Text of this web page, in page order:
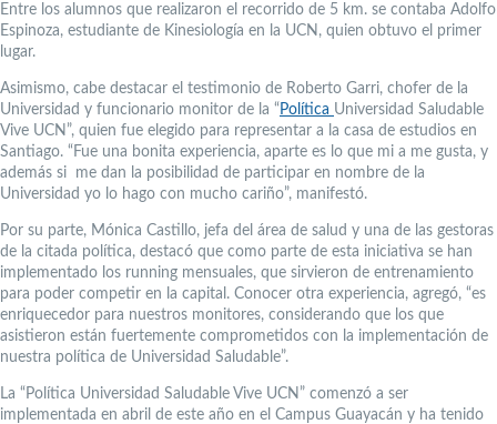
Entre los alumnos que realizaron el recorrido de 5 km. se contaba Adolfo
Espinoza, estudiante de Kinesiología en la UCN, quien obtuvo el primer
lugar.
Asimismo, cabe destacar el testimonio de Roberto Garri, chofer de la
Universidad y funcionario monitor de la “ Política Universidad Saludable
Vive UCN”, quien fue elegido para representar a la casa de estudios en
Santiago. “Fue una bonita experiencia, aparte es lo que mi a me gusta, y
además si me dan la posibilidad de participar en nombre de la
Universidad yo lo hago con mucho cariño”, manifestó.
Por su parte, Mónica Castillo, jefa del área de salud y una de las gestoras
de la citada política, destacó que como parte de esta iniciativa se han
implementado los running mensuales, que sirvieron de entrenamiento
para poder competir en la capital. Conocer otra experiencia, agregó, “es
enriquecedor para nuestros monitores, considerando que los que
asistieron están fuertemente comprometidos con la implementación de
nuestra política de Universidad Saludable”.
La “Política Universidad Saludable Vive UCN” comenzó a ser
implementada en abril de este año en el Campus Guayacán y ha tenido